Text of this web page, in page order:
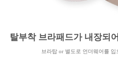
탈부착 브라패드가 내장되
브라탑 or 별도로 언더웨어를 입